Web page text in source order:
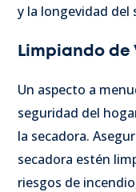
y la longevidad del
Limpiando de
Un aspecto a
seguridad del
la secadora.
secadora estén
riesgos de